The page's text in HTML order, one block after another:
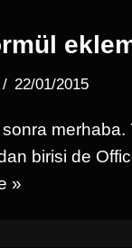
22/01/2015
merhaba.
birisi de
»